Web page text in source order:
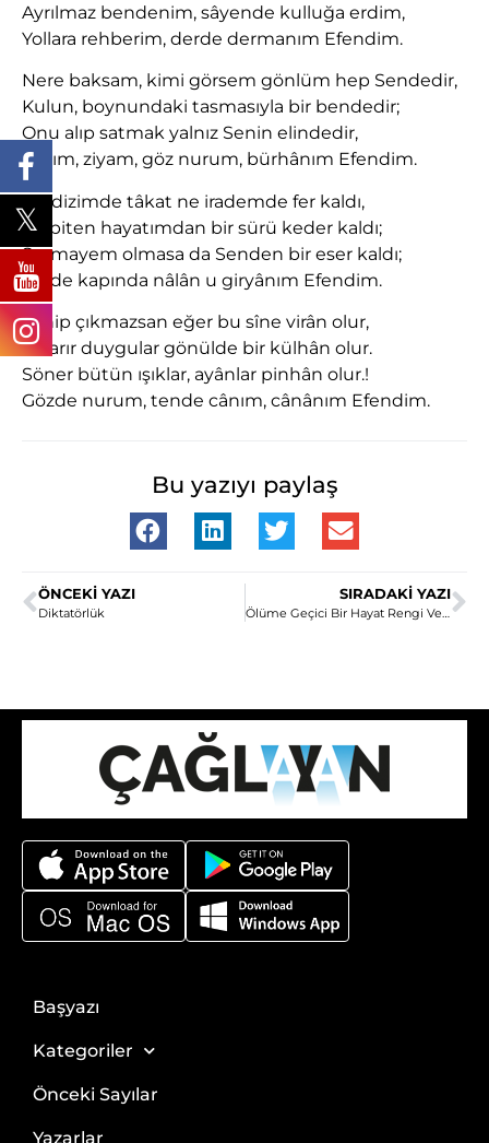
Ayrılmaz bendenim, sâyende kulluğa erdim,
Yollara rehberim, derde dermanım Efendim.
Nere baksam, kimi görsem gönlüm hep Sendedir,
Kulun, boynundaki tasmasıyla bir bendedir;
Onu alıp satmak yalnız Senin elindedir,
Işığım, ziyam, göz nurum, bürhânım Efendim.
Ne dizimde tâkat ne irademde fer kaldı,
Şu biten hayatımdan bir sürü keder kaldı;
Sermayem olmasa da Senden bir eser kaldı;
Bir de kapında nâlân u giryânım Efendim.
Sahip çıkmazsan eğer bu sîne virân olur,
Kararır duygular gönülde bir külhân olur.
Söner bütün ışıklar, ayânlar pinhân olur.!
Gözde nurum, tende cânım, cânânım Efendim.
Bu yazıyı paylaş
ÖNCEKI YAZI
Diktatörlük
SIRADAKI YAZI
Ölüme Geçici Bir Hayat Rengi Vermek
Başyazı
Kategoriler
Önceki Sayılar
Yazarlar